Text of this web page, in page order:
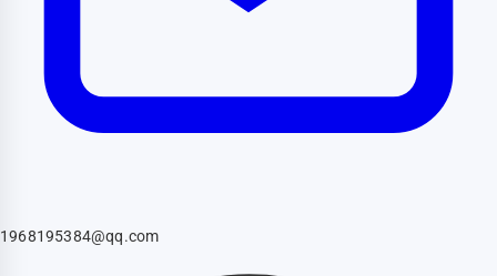
1968195384@qq.com